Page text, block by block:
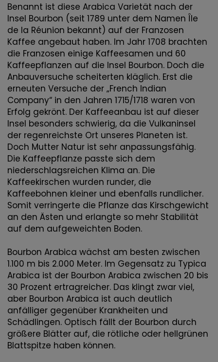
Benannt ist diese Arabica Varietät nach der
Insel Bourbon (seit 1789 unter dem Namen Île
de la Réunion bekannt) auf der Franzosen
Kaffee angebaut haben. Im Jahr 1708 brachten
die Franzosen einige Kaffeesamen und 60
Kaffeepflanzen auf die Insel Bourbon. Doch die
Anbauversuche scheiterten kläglich. Erst die
erneuten Versuche der „French Indian
Company“ in den Jahren 1715/1718 waren von
Erfolg gekrönt. Der Kaffeeanbau ist auf dieser
Insel besonders schwierig, da die Vulkaninsel
der regenreichste Ort unseres Planeten ist.
Doch Mutter Natur ist sehr anpassungsfähig.
Die Kaffeepflanze passte sich dem
niederschlagsreichen Klima an. Die
Kaffeekirschen wurden runder, die
Kaffeebohnen kleiner und ebenfalls rundlicher.
Somit verringerte die Pflanze das Kirschgewicht
an den Ästen und erlangte so mehr Stabilität
auf dem aufgeweichten Boden.
Bourbon Arabica wächst am besten zwischen
1.100 m bis 2.000 Meter. Im Gegensatz zu Typica
Arabica ist der Bourbon Arabica zwischen 20 bis
30 Prozent ertragreicher. Das klingt zwar viel,
aber Bourbon Arabica ist auch deutlich
anfälliger gegenüber Krankheiten und
Schädlingen. Optisch fällt der Bourbon durch
größere Blätter auf, die rötliche oder hellgrünen
Blattspitze haben können.